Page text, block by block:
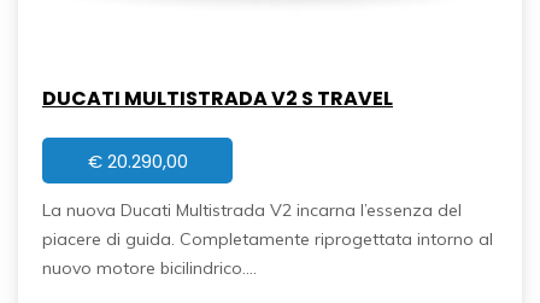
DUCATI MULTISTRADA V2 S TRAVEL
€20.290,00
La nuova Ducati Multistrada V2 incarna l’essenza del
piacere di guida. Completamente riprogettata intorno al
nuovo motore bicilindrico....